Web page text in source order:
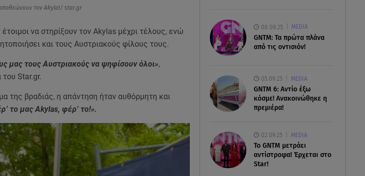
08.09.25 MEDIA
GNTM: Τα πρώτα πλάνα
από τις οντισιόν!
05.09.25 MEDIA
GNTM 6: Αντίο έξω
κόσμε! Ανακοινώθηκε η
πρεμιέρα!
02.09.25 MEDIA
Το GNTM μετράει
αντίστροφα! Έρχεται στο
Star!
τον Akyla!/ star.gr
να στηρίξουν τον Akylas μέχρι τέλους, ενώ
και τους Αυστριακούς φίλους τους.
μας τους Αυστριακούς να ψηφίσουν όλοι»,
Star.gr.
της βραδιάς, η απάντηση ήταν αυθόρμητη και
το μας Akylas, φέρ’ το!».